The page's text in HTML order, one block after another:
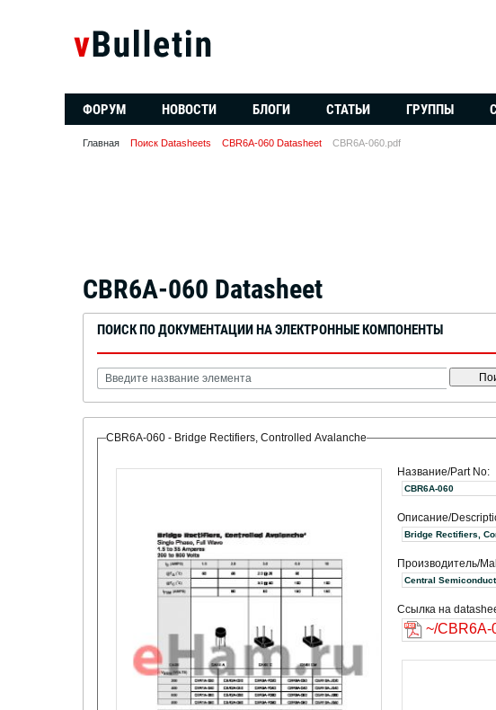
ФОРУМ НОВОСТИ БЛОГИ СТАТЬИ ГРУППЫ
Главная Поиск Datasheets CBR6A-060 Datasheet CBR6A-060.pdf
CBR6A-060 Datasheet
ПОИСК ПО ДОКУМЕНТАЦИИ НА ЭЛЕКТРОННЫЕ КОМПОНЕНТЫ
CBR6A-060 - Bridge Rectifiers, Controlled Avalanche
Название/Part No:
CBR6A-060
Описание/
Bridge Rectifiers,
Производитель/
Ссылка на
~/CBR6A-